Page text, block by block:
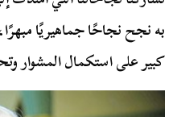
به نجح نجاحًا جماهيريًا
كبير على استكمال المشوار